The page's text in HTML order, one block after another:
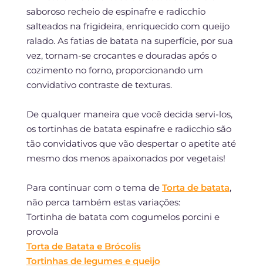
saboroso recheio de espinafre e radicchio
salteados na frigideira, enriquecido com queijo
ralado. As fatias de batata na superfície, por sua
vez, tornam-se crocantes e douradas após o
cozimento no forno, proporcionando um
convidativo contraste de texturas.
De qualquer maneira que você decida servi-los,
os tortinhas de batata espinafre e radicchio são
tão convidativos que vão despertar o apetite até
mesmo dos menos apaixonados por vegetais!
Para continuar com o tema de Torta de batata,
não perca também estas variações:
Tortinha de batata com cogumelos porcini e
provola
Torta de Batata e Brócolis
Tortinhas de legumes e queijo